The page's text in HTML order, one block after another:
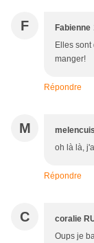
F Fabienne
Elles
manger!
Répondre
M
oh là là,
Répondre
C coralie
Oups je